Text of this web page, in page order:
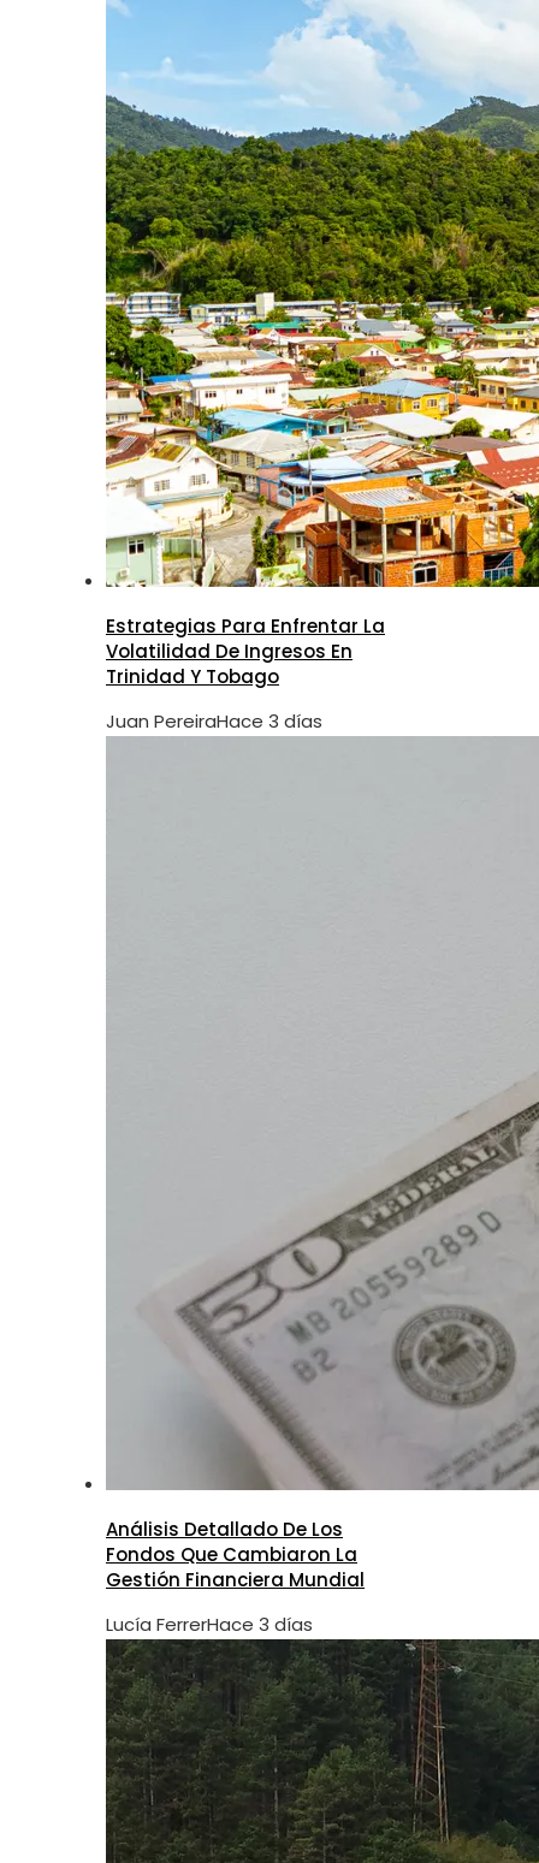
Estrategias Para Enfrentar La
Volatilidad De Ingresos En
Trinidad Y Tobago
Juan PereiraHace 3 días
Análisis Detallado De Los
Fondos Que Cambiaron La
Gestión Financiera Mundial
Lucía FerrerHace 3 días